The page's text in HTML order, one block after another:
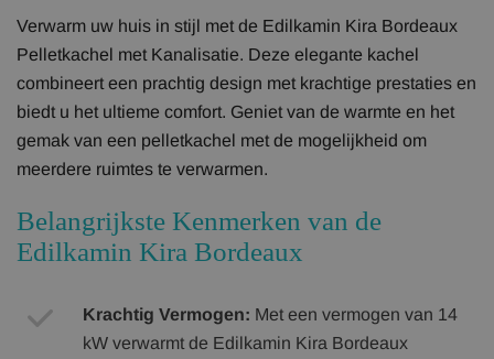
Verwarm uw huis in stijl met de Edilkamin Kira Bordeaux
Pelletkachel met Kanalisatie. Deze elegante kachel
combineert een prachtig design met krachtige prestaties en
biedt u het ultieme comfort. Geniet van de warmte en het
gemak van een pelletkachel met de mogelijkheid om
meerdere ruimtes te verwarmen.
Belangrijkste Kenmerken van de
Edilkamin Kira Bordeaux
Krachtig Vermogen: Met een vermogen van 14
kW verwarmt de Edilkamin Kira Bordeaux